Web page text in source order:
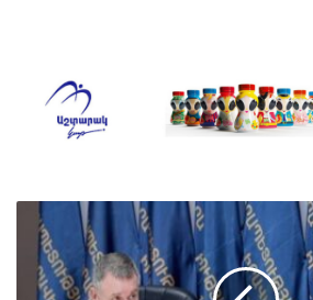
կառավարության շենքը՝ բոլոր
Մանուկյանը: